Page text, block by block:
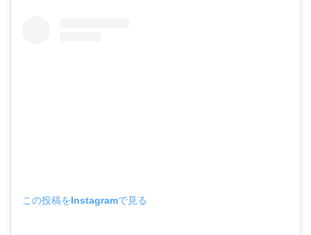
この投稿をInstagramで見る